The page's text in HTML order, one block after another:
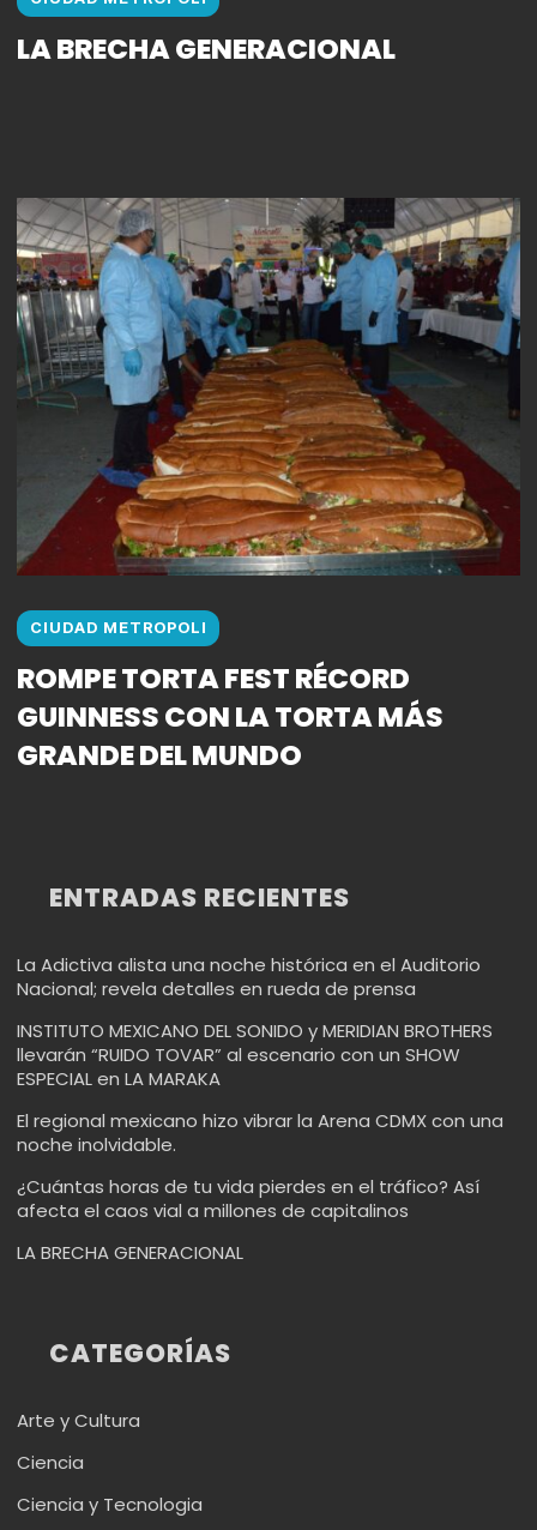
LA BRECHA GENERACIONAL
CIUDAD METROPOLI
ROMPE TORTA FEST RÉCORD
GUINNESS CON LA TORTA MÁS
GRANDE DEL MUNDO
ENTRADAS RECIENTES
La Adictiva alista una noche histórica en el Auditorio
Nacional; revela detalles en rueda de prensa
INSTITUTO MEXICANO DEL SONIDO y MERIDIAN BROTHERS
llevarán “RUIDO TOVAR” al escenario con un SHOW
ESPECIAL en LA MARAKA
El regional mexicano hizo vibrar la Arena CDMX con una
noche inolvidable.
¿Cuántas horas de tu vida pierdes en el tráfico? Así
afecta el caos vial a millones de capitalinos
LA BRECHA GENERACIONAL
CATEGORÍAS
Arte y Cultura
Ciencia
Ciencia y Tecnologia